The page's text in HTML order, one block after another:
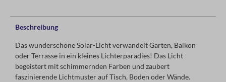
Beschreibung
Das wunderschöne Solar-Licht verwandelt Garten, Balkon
oder Terrasse in ein kleines Lichterparadies! Das Licht
begeistert mit schimmernden Farben und zaubert
faszinierende Lichtmuster auf Tisch, Boden oder Wände.